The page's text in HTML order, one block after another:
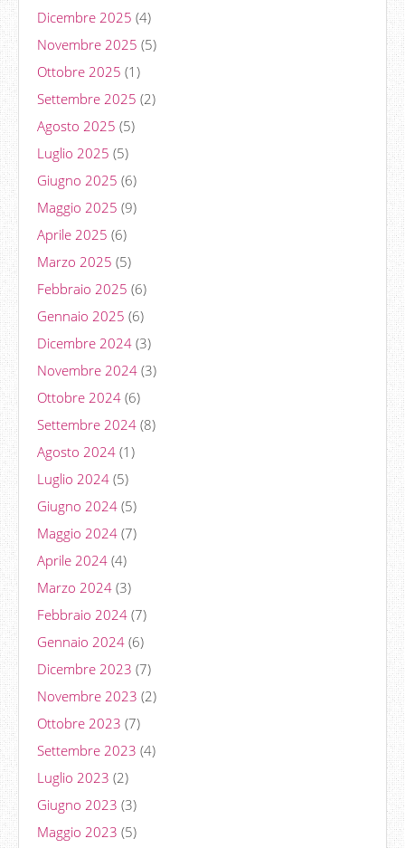
Dicembre 2025 (4)
Novembre 2025 (5)
Ottobre 2025 (1)
Settembre 2025 (2)
Agosto 2025 (5)
Luglio 2025 (5)
Giugno 2025 (6)
Maggio 2025 (9)
Aprile 2025 (6)
Marzo 2025 (5)
Febbraio 2025 (6)
Gennaio 2025 (6)
Dicembre 2024 (3)
Novembre 2024 (3)
Ottobre 2024 (6)
Settembre 2024 (8)
Agosto 2024 (1)
Luglio 2024 (5)
Giugno 2024 (5)
Maggio 2024 (7)
Aprile 2024 (4)
Marzo 2024 (3)
Febbraio 2024 (7)
Gennaio 2024 (6)
Dicembre 2023 (7)
Novembre 2023 (2)
Ottobre 2023 (7)
Settembre 2023 (4)
Luglio 2023 (2)
Giugno 2023 (3)
Maggio 2023 (5)